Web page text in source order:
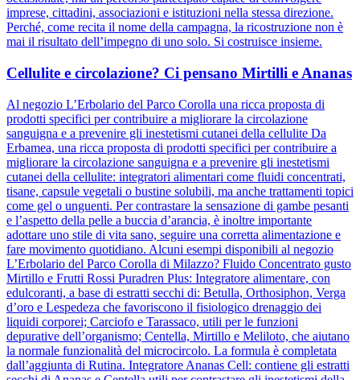
imprese, cittadini, associazioni e istituzioni nella stessa direzione.
Perché, come recita il nome della campagna, la ricostruzione non è
mai il risultato dell’impegno di uno solo. Si costruisce insieme.
Cellulite e circolazione? Ci pensano Mirtilli e Ananas
Al negozio L’Erbolario del Parco Corolla una ricca proposta di
prodotti specifici per contribuire a migliorare la circolazione
sanguigna e a prevenire gli inestetismi cutanei della cellulite Da
Erbamea, una ricca proposta di prodotti specifici per contribuire a
migliorare la circolazione sanguigna e a prevenire gli inestetismi
cutanei della cellulite: integratori alimentari come fluidi concentrati,
tisane, capsule vegetali o bustine solubili, ma anche trattamenti topici
come gel o unguenti. Per contrastare la sensazione di gambe pesanti
e l’aspetto della pelle a buccia d’arancia, è inoltre importante
adottare uno stile di vita sano, seguire una corretta alimentazione e
fare movimento quotidiano. Alcuni esempi disponibili al negozio
L’Erbolario del Parco Corolla di Milazzo? Fluido Concentrato gusto
Mirtillo e Frutti Rossi Puradren Plus: Integratore alimentare, con
edulcoranti, a base di estratti secchi di: Betulla, Orthosiphon, Verga
d’oro e Lespedeza che favoriscono il fisiologico drenaggio dei
liquidi corporei; Carciofo e Tarassaco, utili per le funzioni
depurative dell’organismo; Centella, Mirtillo e Meliloto, che aiutano
la normale funzionalità del microcircolo. La formula è completata
dall’aggiunta di Rutina. Integratore Ananas Cell: contiene gli estratti